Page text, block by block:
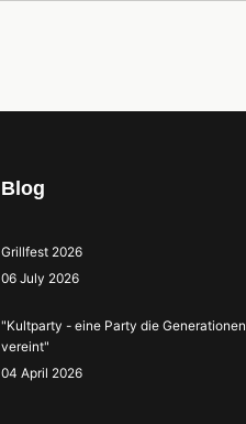
Blog
Grillfest 2026
06 July 2026
"Kultparty - eine Party die Generationen
vereint"
04 April 2026